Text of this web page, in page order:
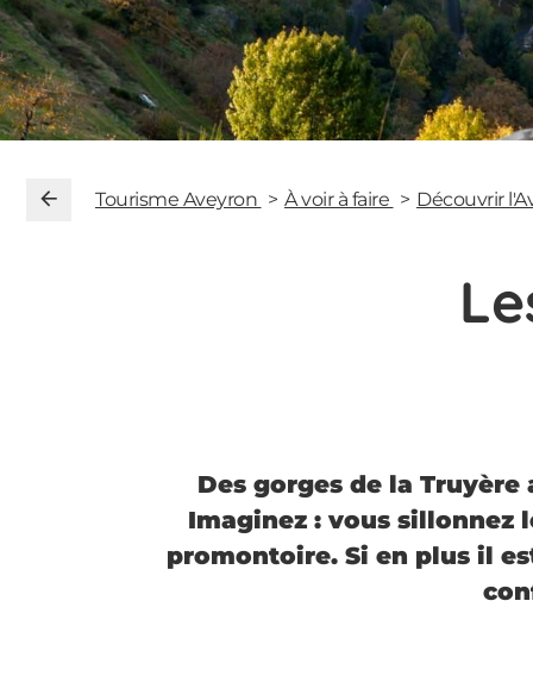
Tourisme Aveyron À voir à faire Découvrir
Des gorges de la Truyère
Imaginez : vous sillonnez
promontoire. Si en plus il